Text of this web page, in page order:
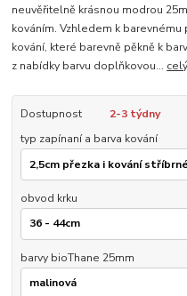
neuvěřitelně krásnou modrou
kováním. Vzhledem k
kování, které barevně pěkně k
z nabídky barvu doplňkovou...
Dostupnost
2-3 týdny
typ zapínaní a barva kování
obvod krku
barvy bioThane 25mm